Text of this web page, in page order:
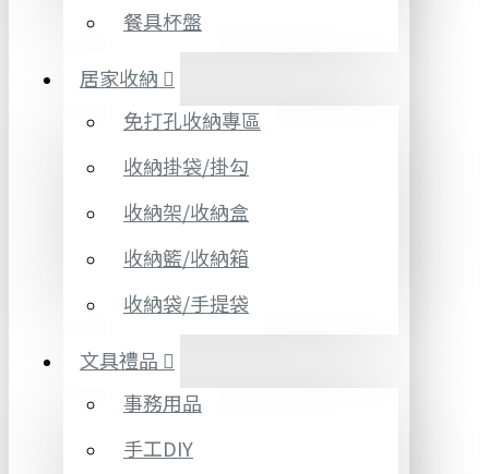
餐具杯盤
居家收納
免打孔收納專區
收納掛袋/掛勾
收納架/收納盒
收納籃/收納箱
收納袋/手提袋
文具禮品
事務用品
手工DIY